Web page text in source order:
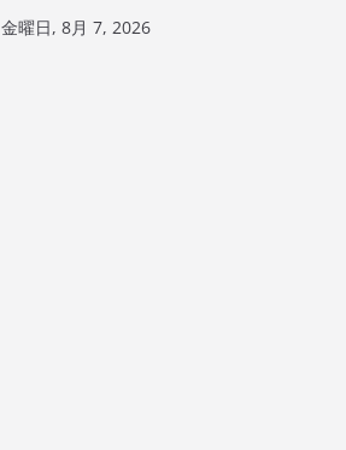
金曜日, 8月 7, 2026